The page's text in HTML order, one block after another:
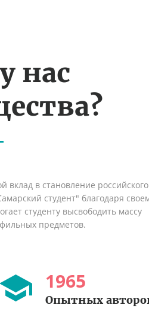
нас
вклад в становление российского
студент" благодаря
студенту высвободить массу
предметов.
1965
Опытных